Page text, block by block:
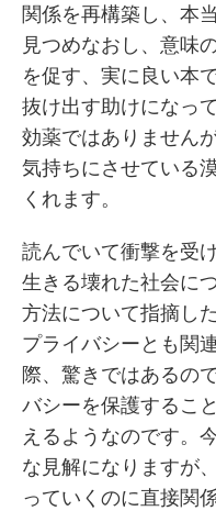
関係を再構築し、本
見つめなおし、意味
を促す、実に良い本
抜け出す助けになっ
効薬ではありません
気持ちにさせている
くれます。
読んでいて衝撃を受
生きる壊れた社会に
方法について指摘し
プライバシーとも関
際、驚きではあるの
バシーを保護するこ
えるようなのです。
な見解になりますが
っていくのに直接関